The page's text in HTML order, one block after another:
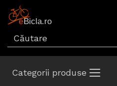
Categorii produse